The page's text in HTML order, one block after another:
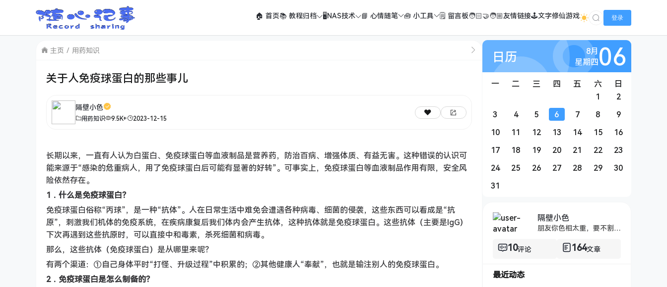
🏠 首页📚 教程归档 🖥️NAS技术 📘 心情随笔 🧰 小工具 🗒️ 留言板🧑🏻‍🤝‍🧑🏼友情链接🕹️文字修仙游戏 登录
主页 用药知识
关于人免疫球蛋白的那些事儿
隔壁小色
用药知识 9.5K+ 2023-12-15
长期以来，一直有人认为白蛋白、免疫球蛋白等血液制品是营养药，防治百病、增强体质、有益无害。这种错误的认识可
能来源于“感染的危重病人，用了免疫球蛋白后可能有显著的好转”。可事实上，免疫球蛋白等血液制品作用有限，安全风
险依然存在。
1．什么是免疫球蛋白？
免疫球蛋白俗称“丙球”，是一种“抗体”。人在日常生活中难免会遭遇各种病毒、细菌的侵袭，这些东西可以看成是“抗
原”，刺激我们机体的免疫系统，在疾病康复后我们体内会产生抗体，这种抗体就是免疫球蛋白。这些抗体（主要是IgG）
下次再遇到这些抗原时，可以直接中和毒素，杀死细菌和病毒。
那么，这些抗体（免疫球蛋白）是从哪里来呢？
有两个渠道：①自己身体平时“打怪、升级过程”中积累的；②其他健康人“奉献”，也就是输注别人的免疫球蛋白。
2．免疫球蛋白是怎么制备的？
日历
8月
星期四06
一 二 三 四 五 六
日
1
2
3
4 5 6 7 8
9
10
11 12 13 14 15
16
17
18 19 20 21 22
23
24
25 26 27 28 29
30
31
隔壁小色
朋友你色相太重，要不割了吧！
10评论 164文章
最近动态